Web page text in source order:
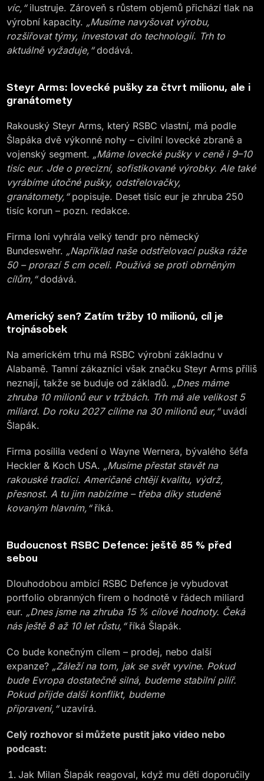
víc,“ilustruje. Zároveň s růstem objemů přichází tlak na
výrobní kapacity. „Musíme navyšovat výrobu,
rozšiřovat týmy, investovat do technologií. Trh to
aktuálně vyžaduje,“dodává.
Steyr Arms: lovecké pušky za čtvrt milionu, ale i
granátomety
Rakouský Steyr Arms, který RSBC vlastní, má podle
Šlapáka dvě výkonné nohy – civilní lovecké zbraně a
vojenský segment. „Máme lovecké pušky v ceně i 9–10
tisíc eur. Jde o precizní, sofistikované výrobky. Ale také
vyrábíme útočné pušky, odstřelovačky,
granátomety,“popisuje. Deset tisíc eur je zhruba 250
tisíc korun – pozn. redakce.
Firma loni vyhrála velký tendr pro německý
Bundeswehr. „Například naše odstřelovací puška ráže
50 – prorazí 5 cm oceli. Používá se proti obrněným
cílům,“dodává.
Americký sen? Zatím tržby 10 milionů, cíl je
trojnásobek
Na americkém trhu má RSBC výrobní základnu v
Alabamě. Tamní zákazníci však značku Steyr Arms příliš
neznají, takže se buduje od základů. „Dnes máme
zhruba 10 milionů eur v tržbách. Trh má ale velikost 5
miliard. Do roku 2027 cílíme na 30 milionů eur,“uvádí
Šlapák.
Firma posílila vedení o Wayne Wernera, bývalého šéfa
Heckler & Koch USA. „Musíme přestat stavět na
rakouské tradici. Američané chtějí kvalitu, výdrž,
přesnost. A tu jim nabízíme – třeba díky studeně
kovaným hlavním,“říká.
Budoucnost RSBC Defence: ještě 85 % před
sebou
Dlouhodobou ambicí RSBC Defence je vybudovat
portfolio obranných firem o hodnotě v řádech miliard
eur. „Dnes jsme na zhruba 15 % cílové hodnoty. Čeká
nás ještě 8 až 10 let růstu,“říká Šlapák.
Co bude konečným cílem – prodej, nebo další
expanze? „Záleží na tom, jak se svět vyvine. Pokud
bude Evropa dostatečně silná, budeme stabilní pilíř.
Pokud přijde další konflikt, budeme
připraveni,“uzavírá.
Celý rozhovor si můžete pustit jako video nebo
podcast:
Jak Milan Šlapák reagoval, když mu děti doporučily